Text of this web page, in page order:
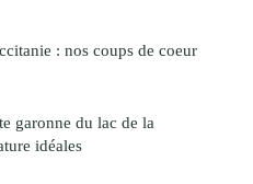
: nos coups de coeur
garonne du lac de la
idéales